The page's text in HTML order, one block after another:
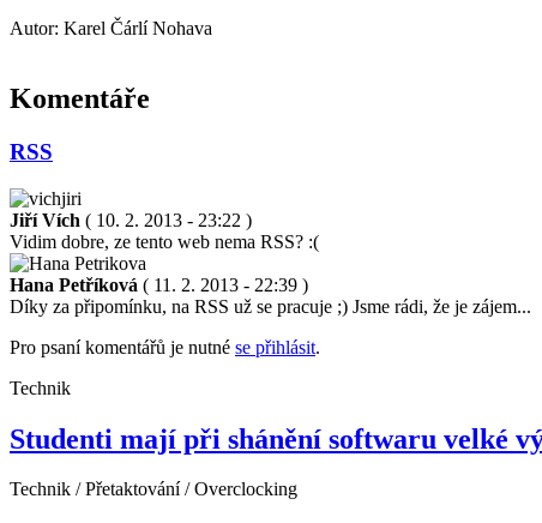
Autor: Karel Čárlí Nohava
Komentáře
RSS
Jiří Vích ( 10. 2. 2013 - 23:22 )
Vidim dobre, ze tento web nema RSS? :(
Hana Petříková ( 11. 2. 2013 - 22:39 )
Díky za připomínku, na RSS už se pracuje ;) Jsme rádi, že je zájem...
Pro psaní komentářů je nutné se přihlásit.
Technik
Studenti mají při shánění softwaru velké
Technik / Přetaktování / Overclocking